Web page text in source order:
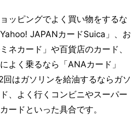
ッピングでよく買い物をするな
JAPANカードSuica」、お
ネカード」や百貨店のカード、
よく乗るなら「ANAカード」
回はガソリンを給油するならガソ
、よく行くコンビニやスーパー
ードといった具合です。